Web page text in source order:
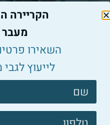
כיצד להעריך אמנות מבלי
למאמר המלא ←
הקריירה
מעבר
השאירו
לייעוץ
צרו
קשר
פוטר